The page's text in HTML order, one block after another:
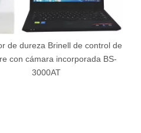
de dureza Brinell de control de
con cámara incorporada BS-
3000AT